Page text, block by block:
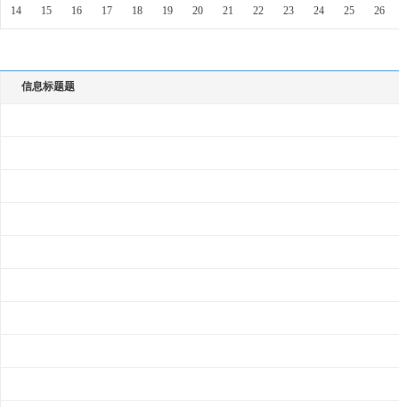
14 15 16 17 18 19 20 21 22 23 24 25 26
信息标题题